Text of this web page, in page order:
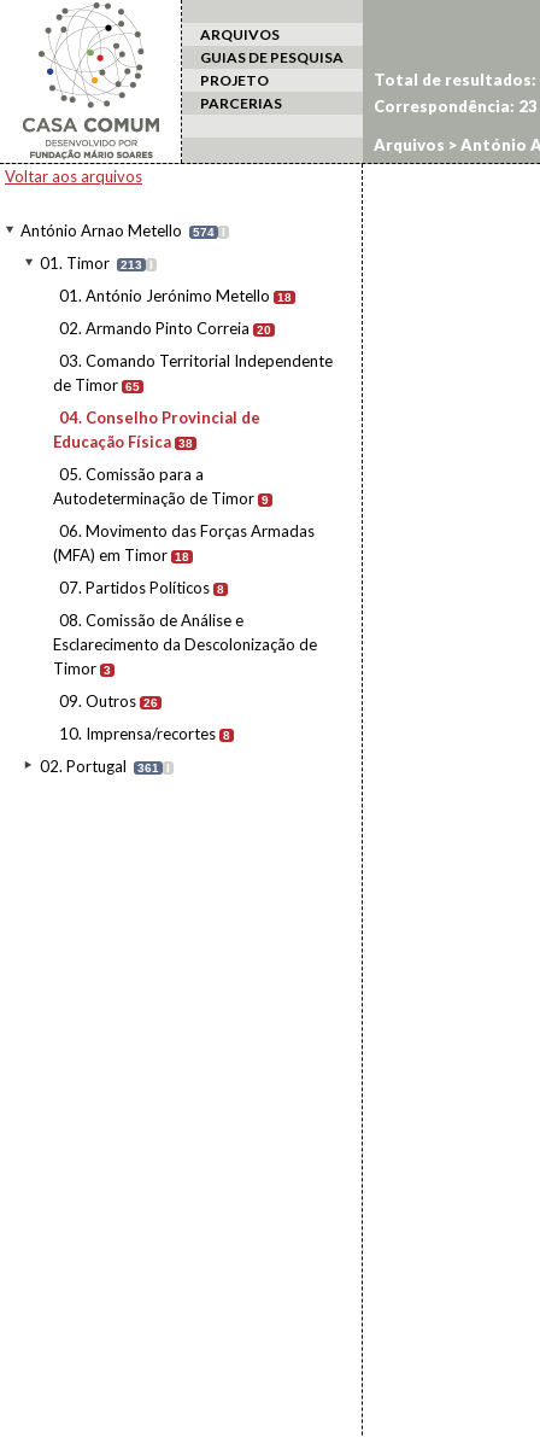
ARQUIVOS
GUIAS DE PESQUISA
PROJETO
PARCERIAS
Voltar aos arquivos
António Arnao Metello 574 I
01. Timor 213 I
01. António Jerónimo Metello 18
02. Armando Pinto Correia 20
03. Comando Territorial Independente
de Timor 65
04. Conselho Provincial de
Educação Física 38
05. Comissão para a
Autodeterminação de Timor 9
06. Movimento das Forças Armadas
(MFA) em Timor 18
07. Partidos Políticos 8
08. Comissão de Análise e
Esclarecimento da Descolonização de
Timor 3
09. Outros 26
10. Imprensa/recortes 8
02. Portugal 361 I
Total de resultados:
Correspondência: 23
Arquivos >António